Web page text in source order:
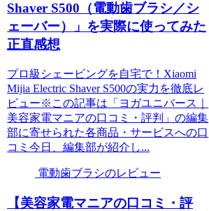
Shaver S500（電動歯ブラシ／シ
ェーバー）」を実際に使ってみた
正直感想
プロ級シェービングを自宅で！Xiaomi
Mijia Electric Shaver S500の実力を徹底レ
ビュー※この記事は「ヨガユニバース｜
美容家電マニアの口コミ・評判」の編集
部に寄せられた各商品・サービスへの口
コミ今日、編集部が紹介し...
電動歯ブラシのレビュー
【美容家電マニアの口コミ・評